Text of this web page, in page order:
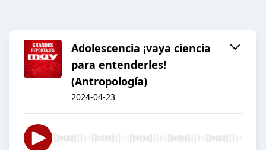
Adolescencia ¡vaya ciencia
para entenderles!
(Antropología)
2024-04-23